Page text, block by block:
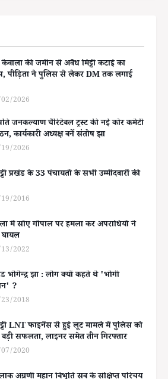
केवाला की जमीन से अवैध मिट्टी कटाई का
पीड़िता ने पुलिस से लेकर DM तक लगाई
2026
जनकल्याण चैरिटेबल ट्रस्ट की नई कोर कमेटी
कार्यकारी अध्यक्ष बनें संतोष झा
2026
प्रखंड के 33 पंचायतों के सभी उम्मीदवारों की
2016
में सोए गोपाल पर हमला कर अपराधियों ने
घायल
2022
भोगेन्द्र झा : लोग क्यों कहते थे 'भोगी
?
2018
LNT फाइनेंस से हुई लूट मामले में पुलिस को
बड़ी सफलता, लाइनर समेत तीन गिरफ्तार
2020